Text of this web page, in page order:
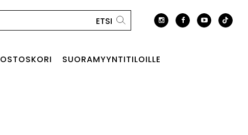
OSTOSKORI SUORAMYYNTITILOILLE